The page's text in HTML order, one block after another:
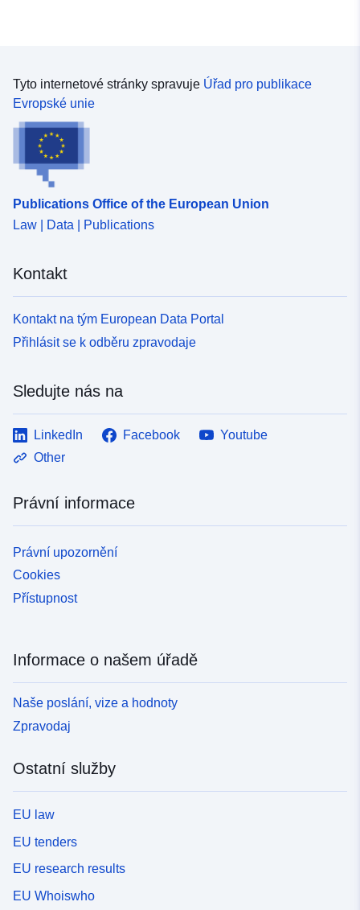
Tyto internetové stránky spravuje Úřad pro publikace
Evropské unie
Publications Office of the European Union
Law | Data | Publications
Kontakt
Kontakt na tým European Data Portal
Přihlásit se k odběru zpravodaje
Sledujte nás na
LinkedIn Facebook
Youtube
Other
Právní informace
Právní upozornění
Cookies
Přístupnost
Informace o našem úřadě
Naše poslání, vize a hodnoty
Zpravodaj
Ostatní služby
EU law
EU tenders
EU research results
EU Whoiswho